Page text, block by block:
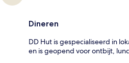
Dineren
DD Hut is gespecialiseerd in
en is geopend voor ontbijt,